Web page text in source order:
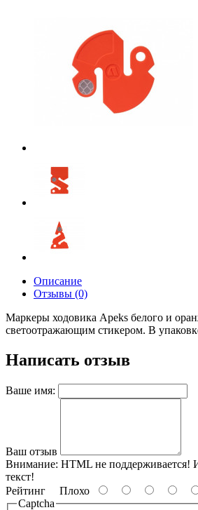
Описание
Отзывы (0)
Маркеры ходовика Apeks белого и
светоотражающим стикером. В
Написать отзыв
Ваше имя:
Ваш отзыв
Внимание: HTML не поддерживается!
текст!
Рейтинг Плохо
Captcha